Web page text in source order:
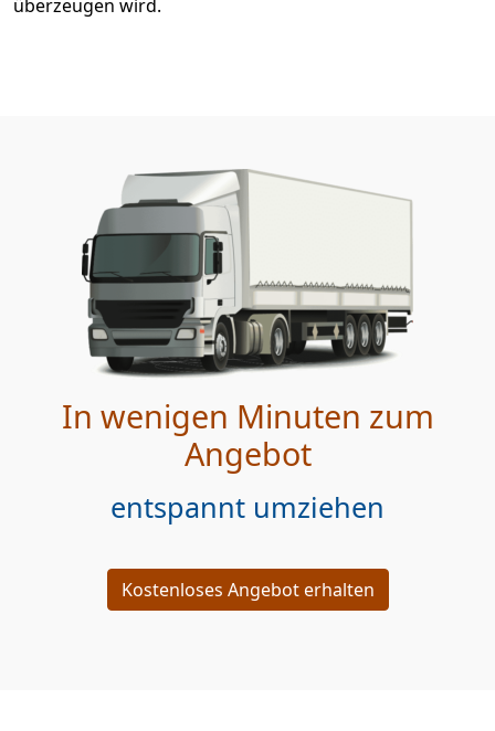
überzeugen wird.
In wenigen Minuten zum
Angebot
entspannt umziehen
Kostenloses Angebot erhalten